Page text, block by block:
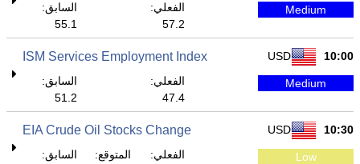
Medium
الفعلي:
57.2
السابق:
55.1
10:00
USD
ISM Services Employment Index
Medium
الفعلي:
47.4
السابق:
51.2
10:30
USD
EIA Crude Oil Stocks Change
Low
الفعلي:
المتوقع:
السابق: